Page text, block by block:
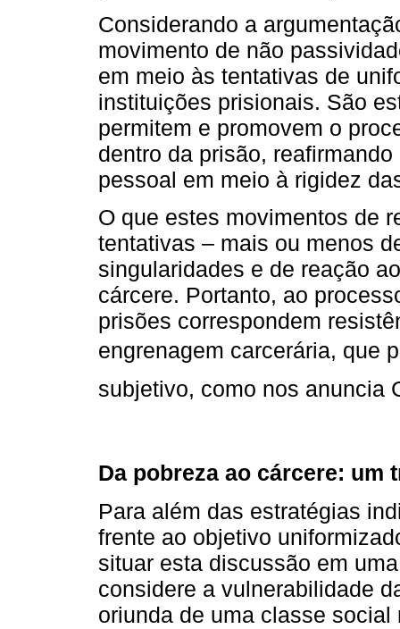
Considerando a
movimento de não
em meio às tentativas de
instituições prisionais. São
permitem e promovem o
dentro da prisão,
pessoal em meio à rigidez
O que estes movimentos de
tentativas – mais ou menos
singularidades e de reação
cárcere. Portanto, ao
prisões correspondem
engrenagem carcerária, que
subjetivo, como nos
Da pobreza ao cárcere: um
Para além das estratégias
frente ao objetivo
situar esta discussão em
considere a vulnerabilidade
oriunda de uma classe